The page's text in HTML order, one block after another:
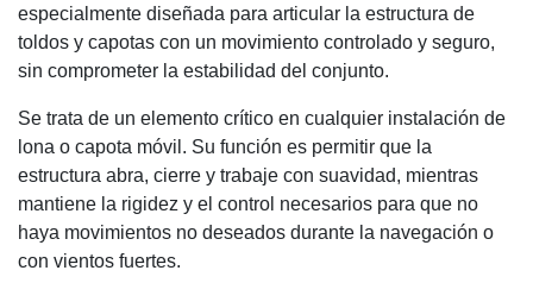
especialmente diseñada para articular la estructura de
toldos y capotas con un movimiento controlado y seguro,
sin comprometer la estabilidad del conjunto.
Se trata de un elemento crítico en cualquier instalación de
lona o capota móvil. Su función es permitir que la
estructura abra, cierre y trabaje con suavidad, mientras
mantiene la rigidez y el control necesarios para que no
haya movimientos no deseados durante la navegación o
con vientos fuertes.